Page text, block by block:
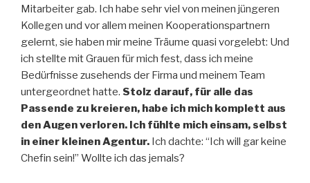
Mitarbeiter gab. Ich habe sehr viel von meinen jüngeren
Kollegen und vor allem meinen Kooperationspartnern
gelernt, sie haben mir meine Träume quasi vorgelebt: Und
ich stellte mit Grauen für mich fest, dass ich meine
Bedürfnisse zusehends der Firma und meinem Team
untergeordnet hatte. Stolz darauf, für alle das
Passende zu kreieren, habe ich mich komplett aus
den Augen verloren. Ich fühlte mich einsam, selbst
in einer kleinen Agentur. Ich dachte: “Ich will gar keine
Chefin sein!” Wollte ich das jemals?